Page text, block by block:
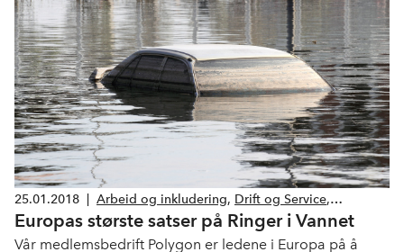
som Aspergers og Tourettes. Alle har det samme
brennende ønske: De vil bidra i samfunnet og få en jobb
hvor de kan bruke evnene sine.
25.01.2018 Arbeid og inkludering, Drift og Service,
Skadesanering
Europas største satser på Ringer i Vannet
Vår medlemsbedrift Polygon er ledene i Europa på å